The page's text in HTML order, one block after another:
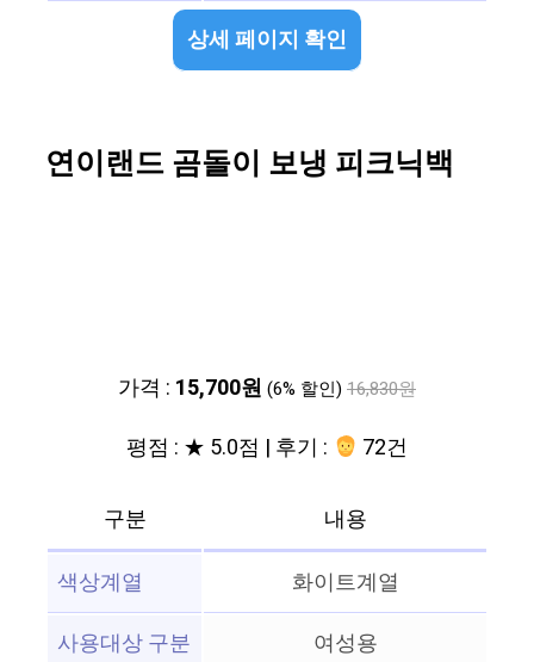
상세 페이지 확인
연이랜드 곰돌이 보냉 피크닉백
가격 : 15,700원 (6% 할인) 16,830원
평점 : ★ 5.0점 | 후기 : 72건
구분
내용
색상계열
화이트계열
사용대상 구분
여성용